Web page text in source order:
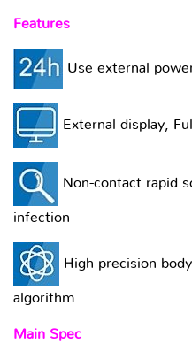
Features
Use external
External display,
Non-contact rapid
infection
High-precision
algorithm
Main Spec